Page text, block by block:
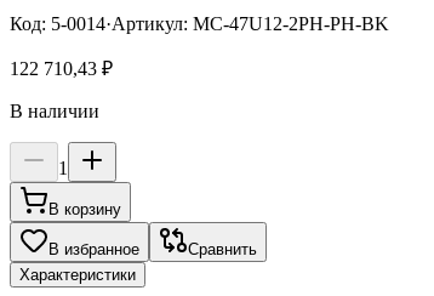
Код: 5-0014·Артикул: MC-47U12-2PH-PH-BK
122 710,43 ₽
В наличии
1
В корзину
В избранное
Сравнить
Характеристики